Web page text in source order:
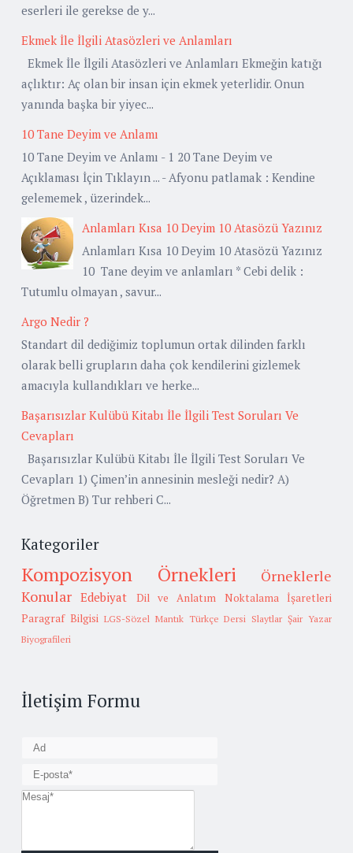
eserleri ile gerekse de y...
Ekmek İle İlgili Atasözleri ve Anlamları
Ekmek İle İlgili Atasözleri ve Anlamları Ekmeğin katığı
açlıktır: Aç olan bir insan için ekmek yeterlidir. Onun
yanında başka bir yiyec...
10 Tane Deyim ve Anlamı
10 Tane Deyim ve Anlamı - 1 20 Tane Deyim ve
Açıklaması İçin Tıklayın ... - Afyonu patlamak : Kendine
gelememek , üzerindek...
Anlamları Kısa 10 Deyim 10 Atasözü Yazınız
Anlamları Kısa 10 Deyim 10 Atasözü Yazınız
10 Tane deyim ve anlamları * Cebi delik :
Tutumlu olmayan , savur...
Argo Nedir ?
Standart dil dediğimiz toplumun ortak dilinden farklı
olarak belli grupların daha çok kendilerini gizlemek
amacıyla kullandıkları ve herke...
Başarısızlar Kulübü Kitabı İle İlgili Test Soruları Ve
Cevapları
Başarısızlar Kulübü Kitabı İle İlgili Test Soruları Ve
Cevapları 1) Çimen’in annesinin mesleği nedir? A)
Öğretmen B) Tur rehberi C...
Kategoriler
Kompozisyon Örnekleri
Örneklerle
Konular Edebiyat Dil ve Anlatım
Noktalama İşaretleri
Paragraf Bilgisi LGS-Sözel Mantık Türkçe Dersi Slaytlar Şair Yazar
Biyografileri
İletişim Formu